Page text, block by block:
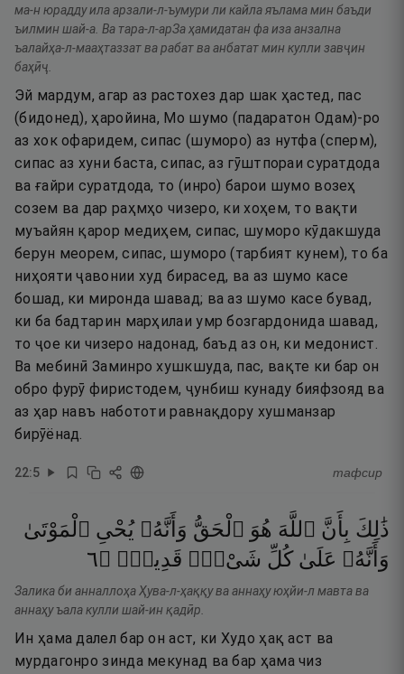
ма-н юрадду ила арзали-л-ъумури ли кайла яълама мин баъди
ъилмин шай-а. Ва тара-л-арЗа ҳамидатан фа иза анзална
ъалайҳа-л-мааҳтаззат ва рабат ва анбатат мин кулли завҷин
баҳӣҷ.
Эй мардум, агар аз растохез дар шак ҳастед, пас
(бидонед), ҳаройина, Мо шумо (падаратон Одам)-ро
аз хок офаридем, сипас (шуморо) аз нутфа (сперм),
сипас аз хуни баста, сипас, аз гӯштпораи суратдода
ва ғайри суратдода, то (инро) барои шумо возеҳ
созем ва дар раҳмҳо чизеро, ки хоҳем, то вақти
муъайян қарор медиҳем, сипас, шуморо кӯдакшуда
берун меорем, сипас, шуморо (тарбият кунем), то ба
ниҳояти ҷавонии худ бирасед, ва аз шумо касе
бошад, ки миронда шавад; ва аз шумо касе бувад,
ки ба бадтарин марҳилаи умр бозгардонида шавад,
то ҷое ки чизеро надонад, баъд аз он, ки медонист.
Ва мебинӣ Заминро хушкшуда, пас, вақте ки бар он
обро фурӯ фиристодем, ҷунбиш кунаду бияфзояд ва
аз ҳар навъ набототи равнақдору хушманзар
бирӯёнад.
22:5 тафсир
ذَٰلِكَ بِأَنَّ ٱللَّهَ هُوَ ٱلْحَقُّ وَأَنَّهُۥ يُحْىِ ٱلْمَوْتَىٰ
وَأَنَّهُۥ عَلَىٰ كُلِّ شَىْءٍۢ قَدِيرٌۭ ۝٦
Залика би анналлоҳа Ҳува-л-ҳаққу ва аннаҳу юҳйи-л мавта ва
аннаҳу ъала кулли шай-ин қадӣр.
Ин ҳама далел бар он аст, ки Худо ҳақ аст ва
мурдагонро зинда мекунад ва бар ҳама чиз